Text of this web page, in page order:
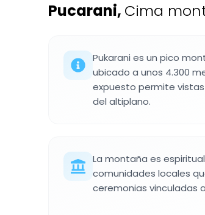
Pucarani, Cima
Pukarani es un pico
ubicado a unos 4.300
expuesto permite
del altiplano.
La montaña es
comunidades locales
ceremonias vinculadas